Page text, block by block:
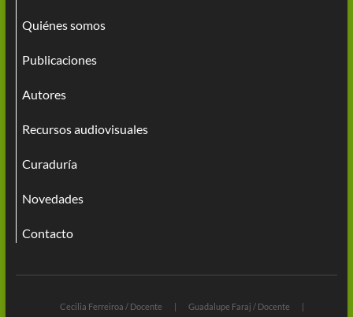
Quiénes somos
Publicaciones
Autores
Recursos audiovisuales
Curaduría
Novedades
Contacto
Cecilia Ferreiroa / Docente Guadalupe Faraj / Docente